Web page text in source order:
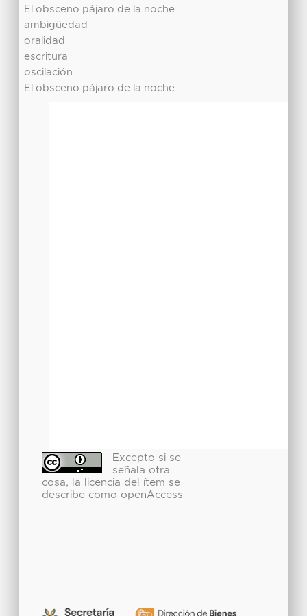
El obsceno pájaro de la noche
ambigüedad
oralidad
escritura
oscilación
El obsceno pájaro de la noche
Excepto si se
señala otra
cosa, la licencia del ítem se
describe como openAccess